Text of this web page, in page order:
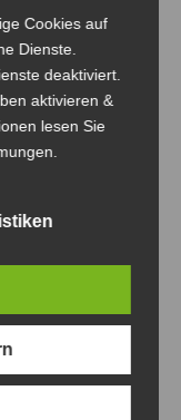
Cookies auf
Dienste.
deaktiviert.
aktivieren &
lesen Sie